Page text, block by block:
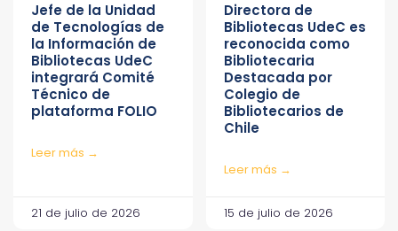
Jefe de la Unidad
de Tecnologías de
la Información de
Bibliotecas UdeC
integrará Comité
Técnico de
plataforma FOLIO
Leer más →
21 de julio de 2026
Directora de
Bibliotecas UdeC es
reconocida como
Bibliotecaria
Destacada por
Colegio de
Bibliotecarios de
Chile
Leer más →
15 de julio de 2026